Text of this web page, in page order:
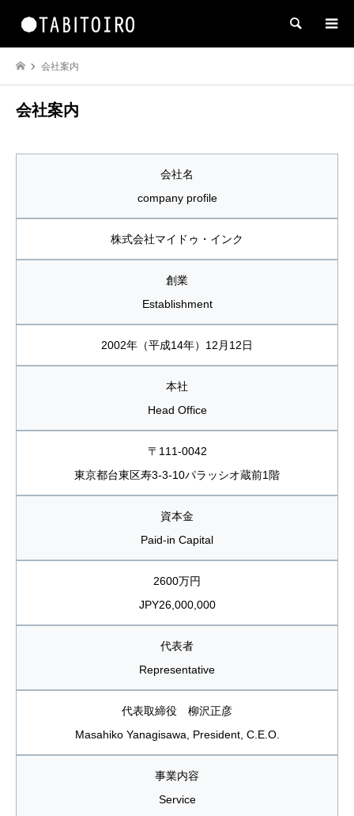
検索
会社案内
会社案内
会社名
company profile
株式会社マイドゥ・インク
創業
Establishment
2002年（平成14年）12月12日
本社
Head Office
〒111-0042
東京都台東区寿3-3-10パラッシオ蔵前1階
資本金
Paid-in Capital
2600万円
JPY26,000,000
代表者
Representative
代表取締役 柳沢正彦
Masahiko Yanagisawa, President, C.E.O.
事業内容
Service